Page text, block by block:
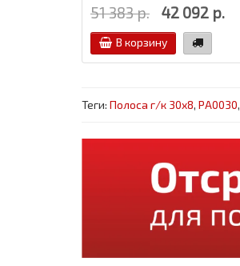
51 383 р. 42 092 р.
В корзину
Теги: Полоса г/к 30x8, PA0030,